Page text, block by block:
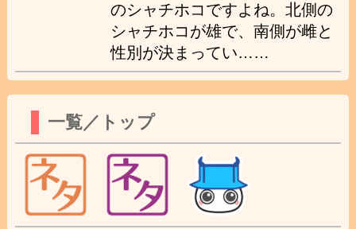
のシャチホコですよね。北側の
シャチホコが雄で、南側が雌と
性別が決まってい……
一覧／トップ